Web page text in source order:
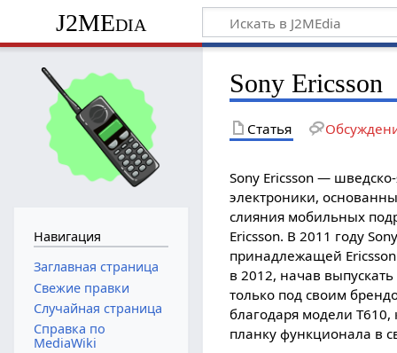
J2MEdia
Sony Ericsson
Статья
Sony Ericsson —
электроники,
слияния мобильных
Ericsson. В 2011 году
принадлежащей
в 2012, начав
только под своим
благодаря модели
планку функционала в
Навигация
Заглавная страница
Свежие правки
Случайная страница
Справка по
MediaWiki